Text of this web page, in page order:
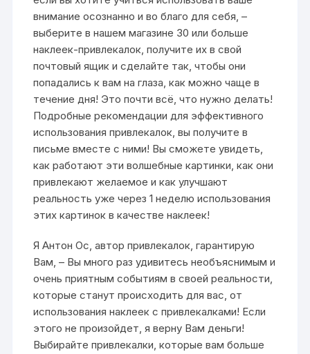
внимание осознанно и во благо для себя, –
выберите в нашем магазине 30 или больше
наклеек-привлекалок, получите их в свой
почтовый ящик и сделайте так, чтобы они
попадались к вам на глаза, как можно чаще в
течение дня! Это почти всё, что нужно делать!
Подробные рекомендации для эффективного
использования привлекалок, вы получите в
письме вместе с ними! Вы сможете увидеть,
как работают эти волшебные картинки, как они
привлекают желаемое и как улучшают
реальность уже через 1 неделю использования
этих картинок в качестве наклеек!
Я Антон Ос, автор привлекалок, гарантирую
Вам, – Вы много раз удивитесь необъяснимым и
очень приятным событиям в своей реальности,
которые станут происходить для вас, от
использования наклеек с привлекалками! Если
этого не произойдет, я верну Вам деньги!
Выбирайте привлекалки, которые вам больше